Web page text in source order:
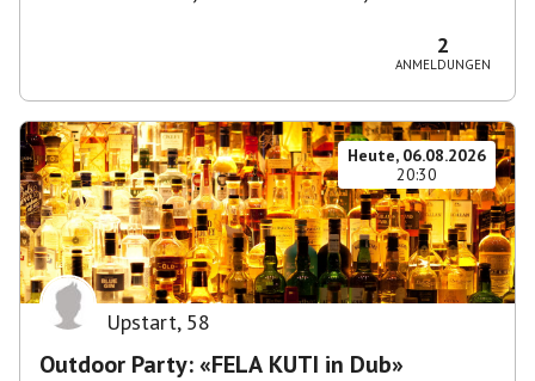
2
ANMELDUNGEN
Heute, 06.08.2026
20:30
Upstart, 58
Outdoor Party: «FELA KUTI in Dub»